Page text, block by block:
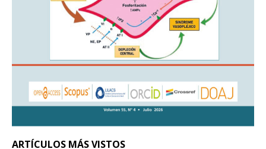
ARTÍCULOS MÁS VISTOS